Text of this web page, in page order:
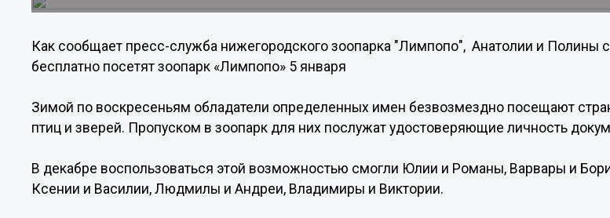
Как сообщает пресс-служба нижегородского зоопарка "Лимпопо", Анатолии и Полины
бесплатно посетят зоопарк «Лимпопо» 5 января
Зимой по воскресеньям обладатели определенных имен безвозмездно посещают
птиц и зверей. Пропуском в зоопарк для них послужат удостоверяющие личность
В декабре воспользоваться этой возможностью смогли Юлии и Романы, Варвары и
Ксении и Василии, Людмилы и Андреи, Владимиры и Виктории.